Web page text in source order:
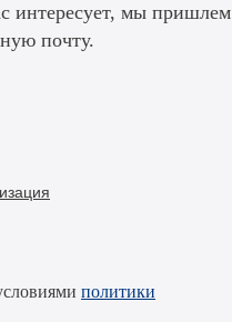
интересует, мы пришлем
почту.
политики